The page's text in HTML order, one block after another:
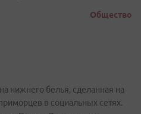
Общество
нижнего белья, сделанная на
в социальных сетях.